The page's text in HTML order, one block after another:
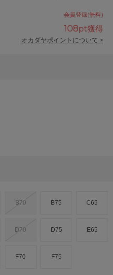
会員登録(無料)
108pt獲得
オカダヤポイントについて >
B70 B75 C65
D70 D75 E65
F70 F75